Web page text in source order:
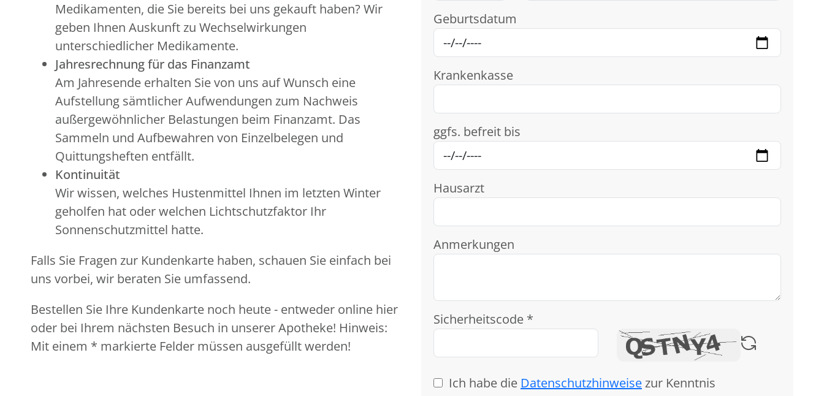
Medikamenten, die Sie bereits bei uns gekauft haben? Wir
geben Ihnen Auskunft zu Wechselwirkungen
unterschiedlicher Medikamente.
Jahresrechnung für das Finanzamt
Am Jahresende erhalten Sie von uns auf Wunsch eine
Aufstellung sämtlicher Aufwendungen zum Nachweis
außergewöhnlicher Belastungen beim Finanzamt. Das
Sammeln und Aufbewahren von Einzelbelegen und
Quittungsheften entfällt.
Kontinuität
Wir wissen, welches Hustenmittel Ihnen im letzten Winter
geholfen hat oder welchen Lichtschutzfaktor Ihr
Sonnenschutzmittel hatte.
Falls Sie Fragen zur Kundenkarte haben, schauen Sie einfach bei
uns vorbei, wir beraten Sie umfassend.
Bestellen Sie Ihre Kundenkarte noch heute - entweder online hier
oder bei Ihrem nächsten Besuch in unserer Apotheke! Hinweis:
Mit einem * markierte Felder müssen ausgefüllt werden!
Geburtsdatum
Krankenkasse
ggfs. befreit bis
Hausarzt
Anmerkungen
Sicherheitscode *
Ich habe die Datenschutzhinweisezur Kenntnis